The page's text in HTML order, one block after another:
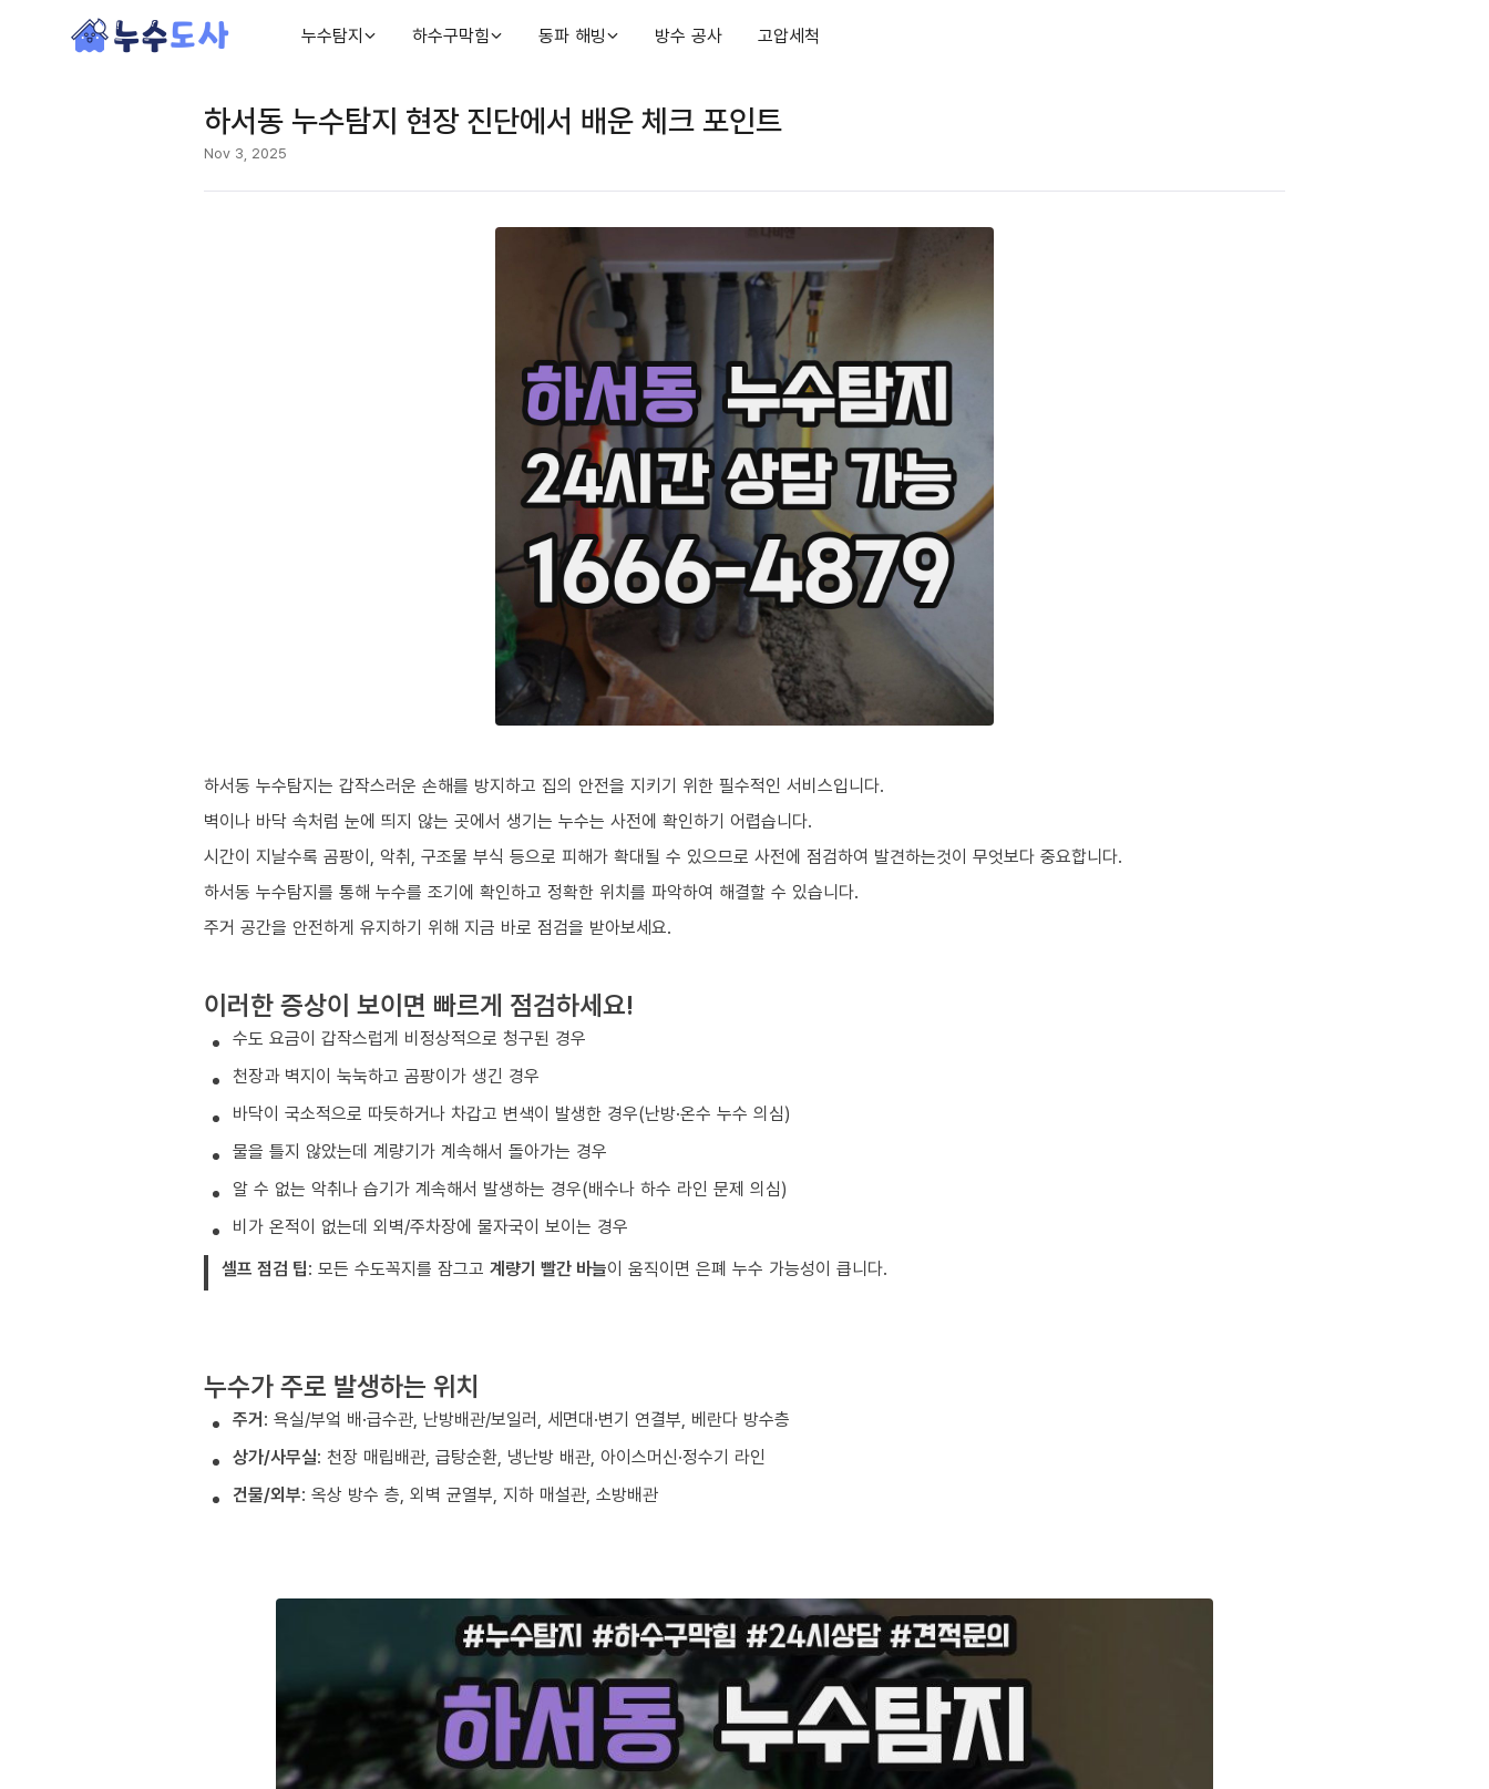
누수탐지 하수구막힘 동파 해빙 방수 공사 고압세척
하서동 누수탐지 현장 진단에서 배운 체크 포인트
Nov 3, 2025
하서동 누수탐지는 갑작스러운 손해를 방지하고 집의 안전을 지키기 위한 필수적인 서비스입니다.
벽이나 바닥 속처럼 눈에 띄지 않는 곳에서 생기는 누수는 사전에 확인하기 어렵습니다.
시간이 지날수록 곰팡이, 악취, 구조물 부식 등으로 피해가 확대될 수 있으므로 사전에 점검하여 발견하는것이 무엇보다 중요합니다.
하서동 누수탐지를 통해 누수를 조기에 확인하고 정확한 위치를 파악하여 해결할 수 있습니다.
주거 공간을 안전하게 유지하기 위해 지금 바로 점검을 받아보세요.
이러한 증상이 보이면 빠르게 점검하세요!
수도 요금이 갑작스럽게 비정상적으로 청구된 경우
천장과 벽지이 눅눅하고 곰팡이가 생긴 경우
바닥이 국소적으로 따듯하거나 차갑고 변색이 발생한 경우(난방·온수 누수 의심)
물을 틀지 않았는데 계량기가 계속해서 돌아가는 경우
알 수 없는 악취나 습기가 계속해서 발생하는 경우(배수나 하수 라인 문제 의심)
비가 온적이 없는데 외벽/주차장에 물자국이 보이는 경우
셀프 점검 팁: 모든 수도꼭지를 잠그고 계량기 빨간 바늘이 움직이면 은폐 누수 가능성이 큽니다.
누수가 주로 발생하는 위치
주거: 욕실/부엌 배·급수관, 난방배관/보일러, 세면대·변기 연결부, 베란다 방수층
상가/사무실: 천장 매립배관, 급탕순환, 냉난방 배관, 아이스머신·정수기 라인
건물/외부: 옥상 방수 층, 외벽 균열부, 지하 매설관, 소방배관